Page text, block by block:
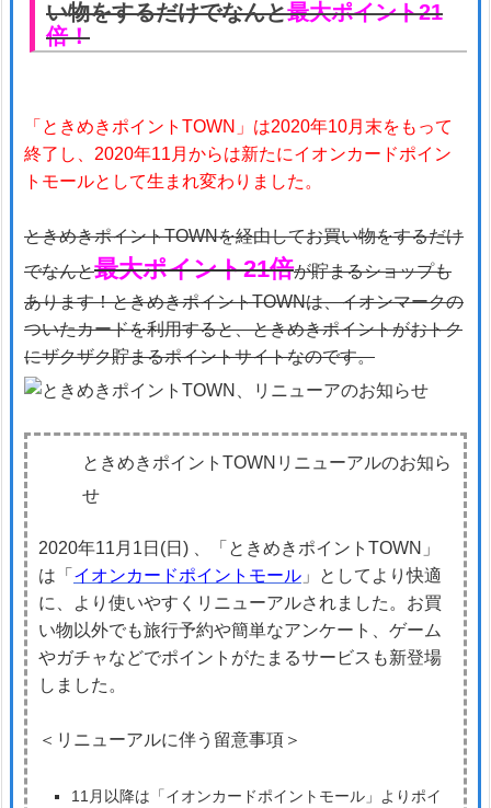
い物をするだけでなんと最大ポイント21
倍！
「ときめきポイントTOWN」は2020年10月末をもって
終了し、2020年11月からは新たにイオンカードポイン
トモールとして生まれ変わりました。
ときめきポイントTOWNを経由してお買い物をするだけ
でなんと最大ポイント21倍が貯まるショップも
あります！ときめきポイントTOWNは、イオンマークの
ついたカードを利用すると、ときめきポイントがおトク
にザクザク貯まるポイントサイトなのです。
ときめきポイントTOWNリニューアルのお知ら
せ
2020年11月1日(日) 、「ときめきポイントTOWN」
は「 イオンカードポイントモール 」としてより快適
に、より使いやすくリニューアルされました。お買
い物以外でも旅行予約や簡単なアンケート、ゲーム
やガチャなどでポイントがたまるサービスも新登場
しました。
＜リニューアルに伴う留意事項＞
11月以降は「イオンカードポイントモール」よりポイ